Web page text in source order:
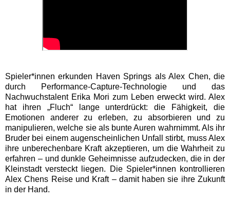
Spieler*innen erkunden Haven Springs als Alex Chen, die
durch Performance-Capture-Technologie und das
Nachwuchstalent Erika Mori zum Leben erweckt wird. Alex
hat ihren „Fluch“ lange unterdrückt: die Fähigkeit, die
Emotionen anderer zu erleben, zu absorbieren und zu
manipulieren, welche sie als bunte Auren wahrnimmt. Als ihr
Bruder bei einem augenscheinlichen Unfall stirbt, muss Alex
ihre unberechenbare Kraft akzeptieren, um die Wahrheit zu
erfahren – und dunkle Geheimnisse aufzudecken, die in der
Kleinstadt versteckt liegen. Die Spieler*innen kontrollieren
Alex Chens Reise und Kraft – damit haben sie ihre Zukunft
in der Hand.